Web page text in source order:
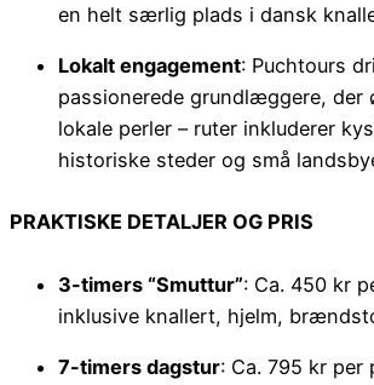
en helt særlig plads i dansk
Lokalt engagement: Puchtours
passionerede grundlæggere, der
lokale perler – ruter inkluderer
historiske steder og små
PRAKTISKE DETALJER OG PRIS
3-timers “Smuttur”: Ca. 450 kr
inklusive knallert, hjelm,
7-timers dagstur: Ca. 795 kr per